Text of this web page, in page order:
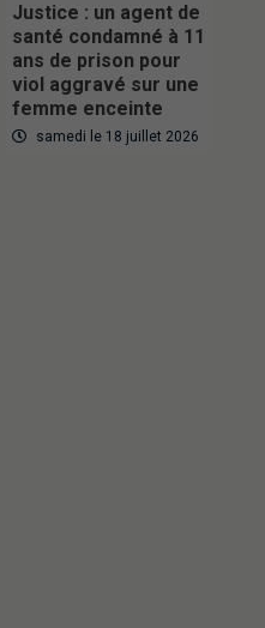
Justice : un agent de
santé condamné à 11
ans de prison pour
viol aggravé sur une
femme enceinte
samedi le 18 juillet 2026